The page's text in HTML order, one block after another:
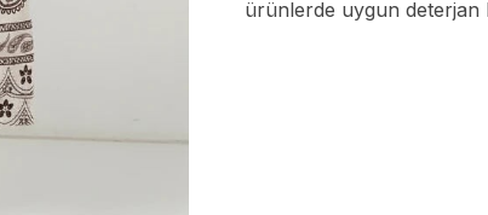
ürünlerde uygun deterjan